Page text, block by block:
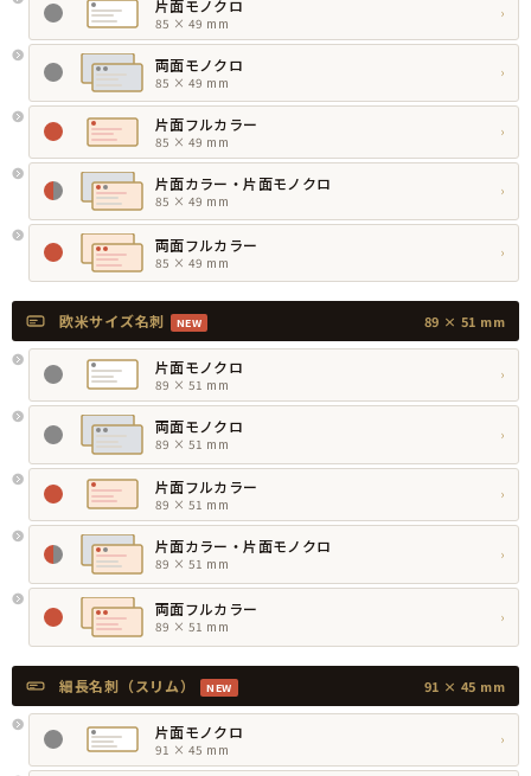
片面モノクロ
85 × 49 mm
›
両面モノクロ
85 × 49 mm
›
片面フルカラー
85 × 49 mm
›
片面カラー・片面モノクロ
85 × 49 mm
›
両面フルカラー
85 × 49 mm
›
欧米サイズ名刺 NEW 89 × 51 mm
片面モノクロ
89 × 51 mm
›
両面モノクロ
89 × 51 mm
›
片面フルカラー
89 × 51 mm
›
片面カラー・片面モノクロ
89 × 51 mm
›
両面フルカラー
89 × 51 mm
›
細長名刺（スリム） NEW 91 × 45 mm
片面モノクロ
91 × 45 mm
›